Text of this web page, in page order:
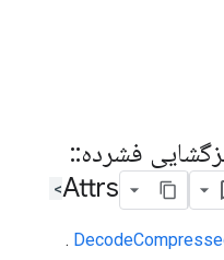
فشرده::
Attrs
.